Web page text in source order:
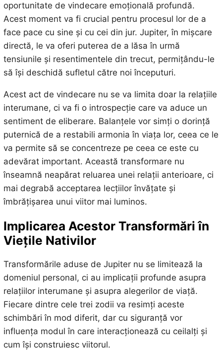
oportunitate de vindecare emoțională profundă.
Acest moment va fi crucial pentru procesul lor de a
face pace cu sine și cu cei din jur. Jupiter, în mișcare
directă, le va oferi puterea de a lăsa în urmă
tensiunile și resentimentele din trecut, permițându-le
să își deschidă sufletul către noi începuturi.
Acest act de vindecare nu se va limita doar la relațiile
interumane, ci va fi o introspecție care va aduce un
sentiment de eliberare. Balanțele vor simți o dorință
puternică de a restabili armonia în viața lor, ceea ce le
va permite să se concentreze pe ceea ce este cu
adevărat important. Această transformare nu
înseamnă neapărat reluarea unei relații anterioare, ci
mai degrabă acceptarea lecțiilor învățate și
îmbrățișarea unui viitor mai luminos.
Implicarea Acestor Transformări în
Viețile Nativilor
Transformările aduse de Jupiter nu se limitează la
domeniul personal, ci au implicații profunde asupra
relațiilor interumane și asupra alegerilor de viață.
Fiecare dintre cele trei zodii va resimți aceste
schimbări în mod diferit, dar cu siguranță vor
influența modul în care interacționează cu ceilalți și
cum își construiesc viitorul.